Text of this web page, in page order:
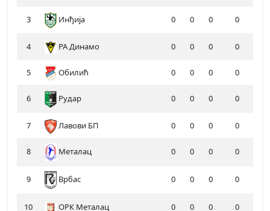
3 Инђија 0 0 0 0
4 РА Динамо 0 0 0 0
5 Обилић 0 0 0 0
6 Рудар 0 0 0 0
7 Лавови БП 0 0 0 0
8 Металац 0 0 0 0
9 Врбас 0 0 0 0
10 ОРК Металац 0 0 0 0